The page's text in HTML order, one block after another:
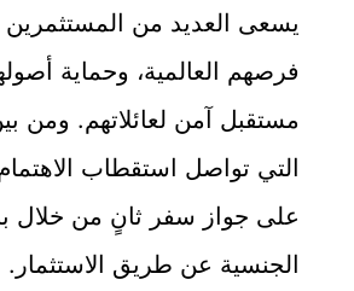
يسعى العديد من المستثمرين
فرصهم العالمية، وحماية
مستقبل آمن لعائلاتهم. ومن
التي تواصل استقطاب
على جواز سفر ثانٍ من خلال
الجنسية عن طريق الاستثمار.